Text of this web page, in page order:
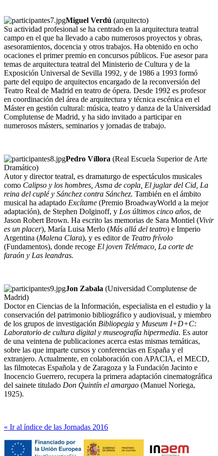
Miguel Verdú (arquitecto)
Su actividad profesional se ha centrado en la arquitectura teatral
campo en el que ha llevado a cabo numerosos proyectos y obras,
asesoramientos, docencia y otros trabajos. Ha obtenido en ocho
ocaciones el primer premio en concursos públicos. Fue asesor para
temas de arquitectura teatral del Ministerio de Cultura y de la
Exposición Universal de Sevilla 1992, y de 1986 a 1993 formó
parte del equipo de arquitectos encargado de la reconversión del
Teatro Real de Madrid en teatro de ópera. Desde 1992 es profesor
en coordinación del área de arquitectura y técnica escénica en el
Máster en gestión cultural: música, teatro y danza de la Universidad
Complutense de Madrid, y ha sido invitado a participar en
numerosos másters, seminarios y jornadas de trabajo.
Pedro Víllora (Real Escuela Superior de Arte
Dramático)
Autor y director teatral, es dramaturgo de espectáculos musicales
como Calipso y los hombres, Asma de copla, El juglar del Cid, La
reina del cuplé y Sánchez contra Sánchez. También en el ámbito
musical ha adaptado Excítame (Premio BroadwayWorld a la mejor
adaptación), de Stephen Dolginoff, y Los últimos cinco años, de
Jason Robert Brown. Ha escrito las memorias de Sara Montiel (Vivir
es un placer), María Luisa Merlo (Más allá del teatro) e Imperio
Argentina (Malena Clara), y es editor de Teatro frívolo
(Fundamentos), donde recoge El joven Telémaco, La corte de
faraón y Las leandras.
Jon Zabala (Universidad Complutense de
Madrid)
Doctor en Ciencias de la Información, especialista en el estudio y la
conservación del patrimonio bibliográfico y audiovisual, y miembro
de los grupos de investigación Bibliopegia y Museum I+D+C:
Laboratorio de cultura digital y museografía hipermedia. Es autor
de una veintena de publicaciones acerca estas mismas temáticas,
sobre las que imparte cursos y conferencias en España y el
extranjero. Actualmente, en colaboración con APACIA, el MECD,
las filmotecas Española y de Zaragoza y la Fundación Jacinto e
Inocencio Guerrero, recupera la primera adaptación cinematográfica
del sainete titulado Don Quintín el amargao (Manuel Noriega,
1925).
« Ir al índice de las Jornadas 2016